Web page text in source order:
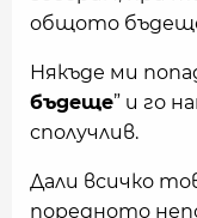
общото
Някъде ми
бъдеще” и го
сполучлив.
Дали всичко
поредното